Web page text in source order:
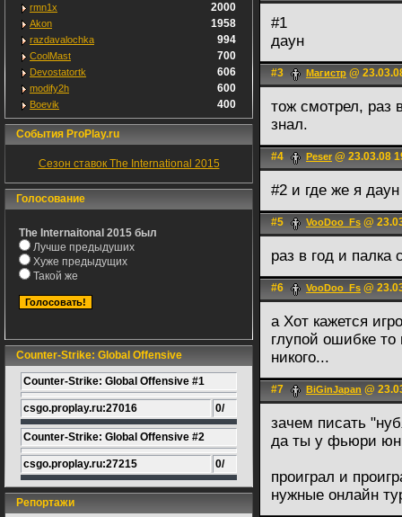
rmn1x 2000
Akon 1958
razdavalochka 994
CoolMast 700
Devostatortk 606
modify2h 600
Boevik 400
События ProPlay.ru
Сезон ставок The International 2015
Голосование
The Internaitonal 2015 был
Лучше предыдуших
Хуже предыдущих
Такой же
Counter-Strike: Global Offensive
Counter-Strike: Global Offensive #1
csgo.proplay.ru:27016 0/
Counter-Strike: Global Offensive #2
csgo.proplay.ru:27215 0/
Репортажи
#1
даун
#3 Магистр @
тож смотрел, раз
знал.
#4 Peser @ 23.03.08
#2 и где же я
#5 VooDoo_Fs @
раз в год и палка
#6 VooDoo_Fs @
а Хот кажется
глупой ошибке то
никого...
#7 BiGinJapan @
зачем писать
да ты у фьюри
проиграл и
нужные онлайн